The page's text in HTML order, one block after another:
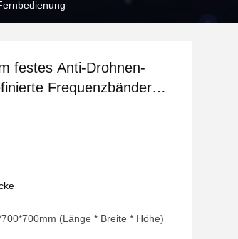
festes Anti-Drohnen-
Frequenzbänder
(Länge * Breite * Höhe)